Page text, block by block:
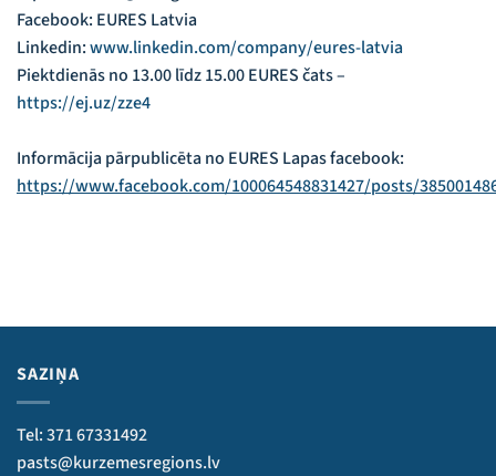
Facebook: EURES Latvia
Linkedin:www.linkedin.com/company/eures-latvia
Piektdienās no 13.00 līdz 15.00 EURES čats –
https://ej.uz/zze4
Informācija pārpublicēta no EURES Lapas facebook:
https://www.facebook.com/100064548831427/posts/
SAZIŅA
Tel: 371 67331492
pasts@kurzemesregions.lv